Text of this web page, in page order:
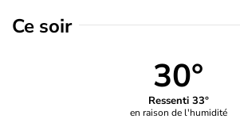
Ce soir
30°
Ressenti 33°
en raison de l'humidité